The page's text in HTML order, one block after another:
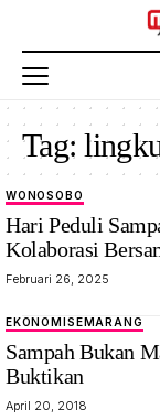
Tag:
WONOSOBO
Hari Peduli
Kolaborasi
Februari 26, 2025
EKONOMISEMARANG
Sampah Bukan
Buktikan
April 20, 2018